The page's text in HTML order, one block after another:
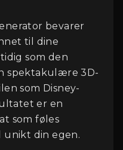
bevarer
til dine
som den
spektakulære 3D-
som Disney-
er en
som føles
unikt din egen.